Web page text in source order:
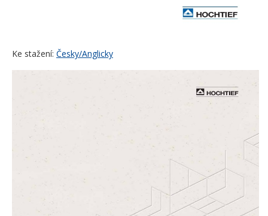
Ke stažení: Česky/Anglicky